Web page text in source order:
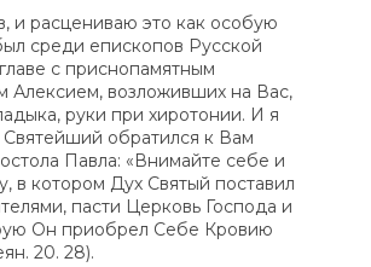
и расцениваю это как особую
среди епископов Русской
с приснопамятным
Алексием, возложивших на Вас,
руки при хиротонии. И я
обратился к Вам
Павла: «Внимайте себе и
в котором Дух Святый поставил
пасти Церковь Господа и
Он приобрел Себе Кровию
20. 28).